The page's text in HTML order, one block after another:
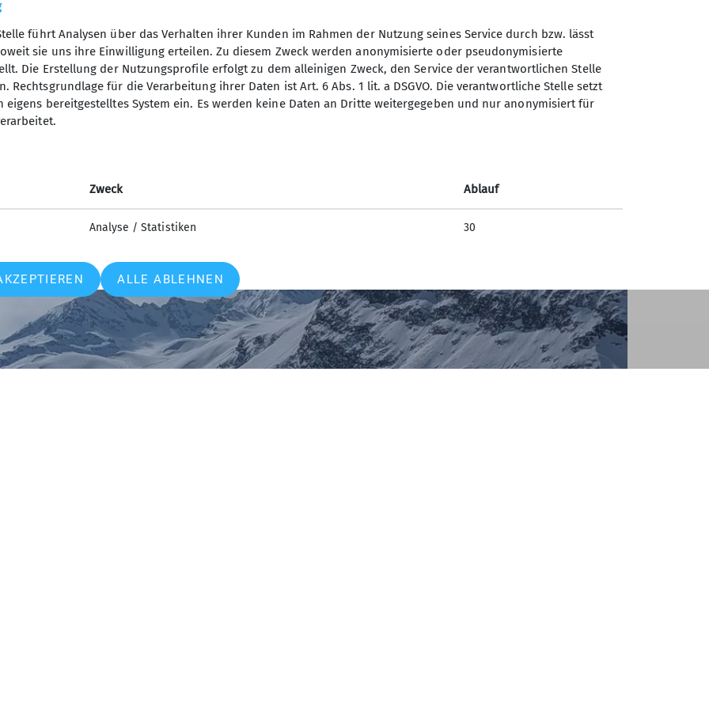
führt uns souverän mit Karte und GPS zurück nach unten. Plötzlich reißt es wieder auf und
zurück zur Hütte. Spätestens jetzt wird allen klar, warum die Langtalereckhütte ihren Namen
zieht sich etwas, doch die Stimmung bleibt gut: Tilman und Claudia zaubern Schokolade
nur noch halb so schlimm.
wir endgültig den Heimweg antreten, noch einen wohlverdienten Apfel- beziehungsweise
an diesem Wochenende und doch bleibt die Erkenntnis, was für ein großartiges Geschenk
Eindrücken, die wir sammeln durften. Tolle Menschen, gute Stimmung und eine tiefverschneite
führt Analysen über das Verhalten ihrer Kunden im Rahmen der Nutzung seines Service durch bzw. lässt
sie uns ihre Einwilligung erteilen. Zu diesem Zweck werden anonymisierte oder pseudonymisierte
Die Erstellung der Nutzungsprofile erfolgt zu dem alleinigen Zweck, den Service der verantwortlichen Stelle
Rechtsgrundlage für die Verarbeitung ihrer Daten ist Art. 6 Abs. 1 lit. a DSGVO. Die verantwortliche Stelle setzt
eigens bereitgestelltes System ein. Es werden keine Daten an Dritte weitergegeben und nur anonymisiert für
Zweck Ablauf
Analyse / Statistiken 30
ALLE ABLEHNEN